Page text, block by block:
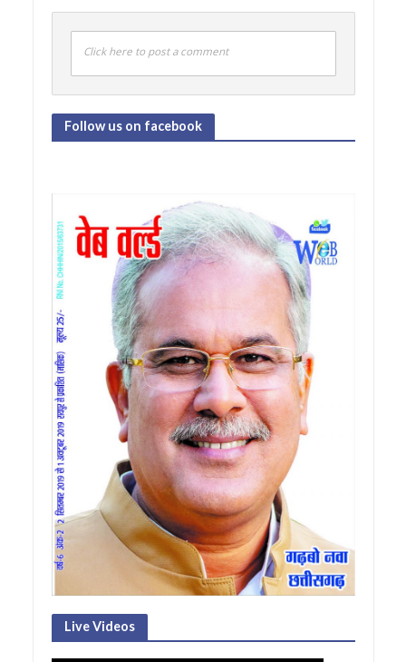
Click here to post a comment
Follow us on facebook
Live Videos